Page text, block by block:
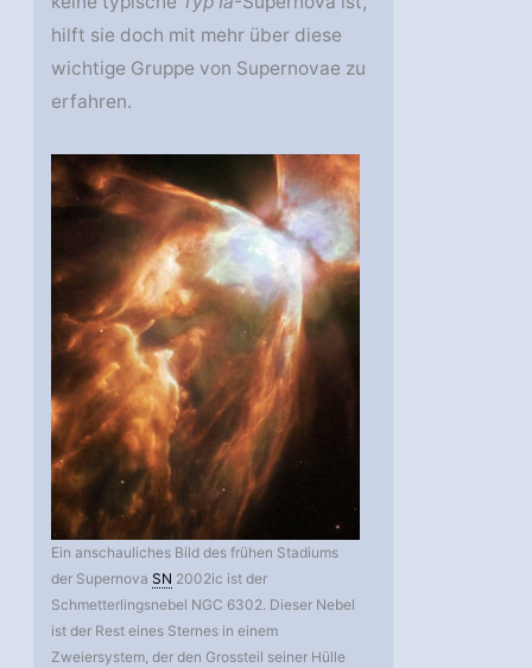
hilft sie doch mit mehr über diese
wichtige Gruppe von Supernovae zu
erfahren.
Ein anschauliches Bild des frühen Stadiums
der SupernovaSN 2002ic ist der
Schmetterlingsnebel NGC 6302. Dieser Nebel
ist der Rest eines Sternes in einem
Zweiersystem, der den Grossteil seiner Hülle